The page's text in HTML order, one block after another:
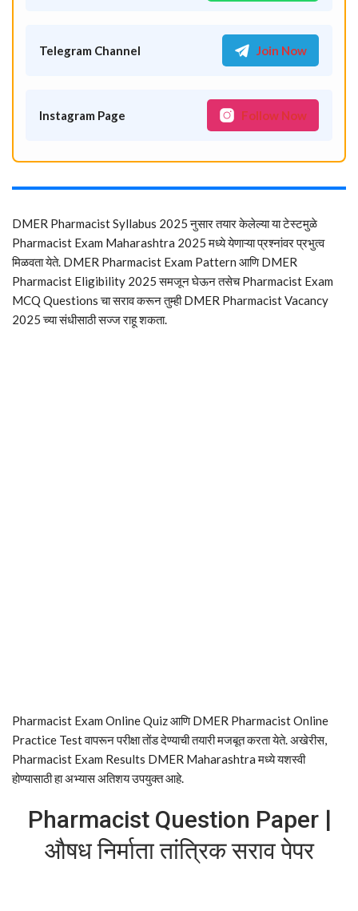
Telegram Channel Join Now
Instagram Page Follow Now
DMER Pharmacist Syllabus 2025 नुसार तयार केलेल्या या टेस्टमुळे
Pharmacist Exam Maharashtra 2025 मध्ये येणाऱ्या प्रश्नांवर प्रभुत्व
मिळवता येते. DMER Pharmacist Exam Pattern आणि DMER
Pharmacist Eligibility 2025 समजून घेऊन तसेच Pharmacist Exam
MCQ Questions चा सराव करून तुम्ही DMER Pharmacist Vacancy
2025 च्या संधीसाठी सज्ज राहू शकता.
Pharmacist Exam Online Quiz आणि DMER Pharmacist Online
Practice Test वापरून परीक्षा तोंड देण्याची तयारी मजबूत करता येते. अखेरीस,
Pharmacist Exam Results DMER Maharashtra मध्ये यशस्वी
होण्यासाठी हा अभ्यास अतिशय उपयुक्त आहे.
Pharmacist Question Paper|
औषध निर्माता तांत्रिक सराव पेपर